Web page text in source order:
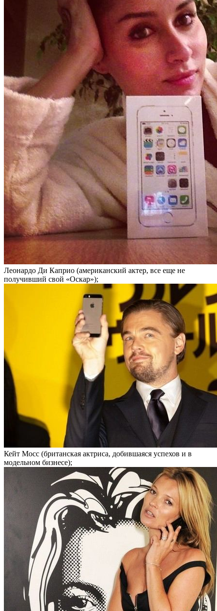
Леонардо Ди Каприо (американский актер, все еще не
получивший свой «Оскар»);
Кейт Мосс (британская актриса, добившаяся успехов и в
модельном бизнесе);